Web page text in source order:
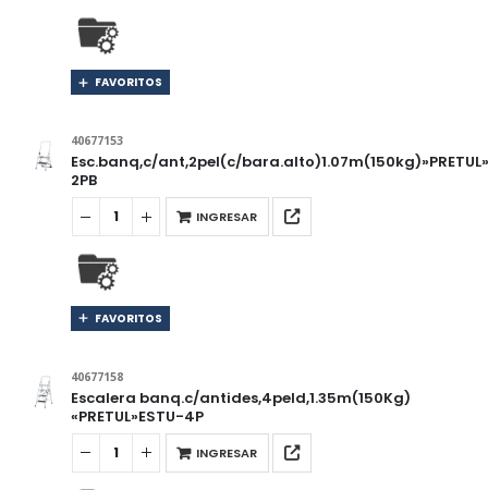
FAVORITOS
40677153
Esc.banq,c/ant,2pel(c/
2PB
INGRESAR
FAVORITOS
40677158
Escalera banq.c/antides,4peld,1.35m(150Kg)
«PRETUL»ESTU-4P
INGRESAR